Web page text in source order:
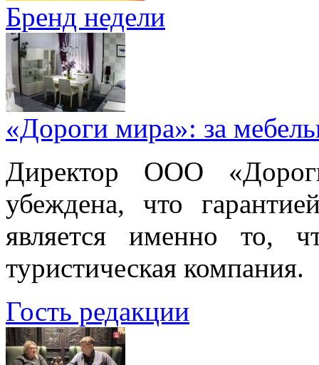
Бренд недели
«Дороги мира»: за
Директор ООО
убеждена, что
является именно то,
туристическая компания.
Гость редакции